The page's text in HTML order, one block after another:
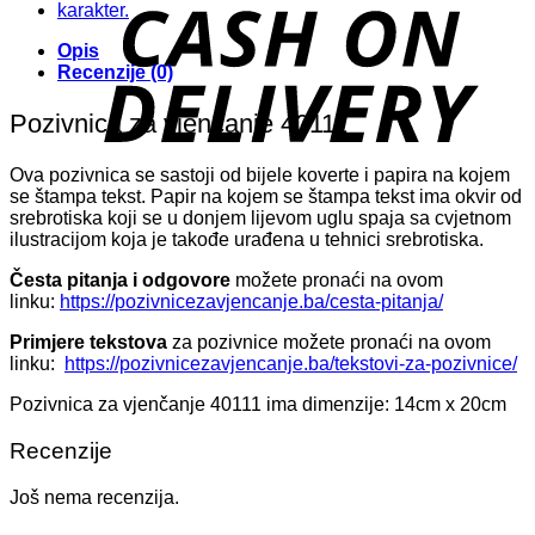
Opis
Recenzije (0)
Pozivnica za vjenčanje 40111
Ova pozivnica se sastoji od bijele koverte i papira na kojem
se štampa tekst. Papir na kojem se štampa tekst ima okvir od
srebrotiska koji se u donjem lijevom uglu spaja sa cvjetnom
ilustracijom koja je takođe urađena u tehnici srebrotiska.
Česta pitanja i odgovore možete pronaći na ovom
linku: https://pozivnicezavjencanje.ba/cesta-pitanja/
Primjere tekstova za pozivnice možete pronaći na ovom
linku:
https://pozivnicezavjencanje.ba/tekstovi-za-pozivnice/
Pozivnica za vjenčanje 40111 ima dimenzije: 14cm x 20cm
Recenzije
Još nema recenzija.